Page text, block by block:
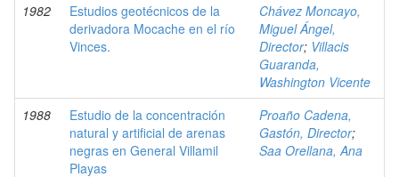
1982
Estudios geotécnicos de la
derivadora Mocache en el río
Vinces.
Chávez Moncayo,
Miguel Ángel,
Director; Villacis
Guaranda,
Washington Vicente
1988
Estudio de la concentración
natural y artificial de arenas
negras en General Villamil
Playas
Proaño Cadena,
Gastón, Director;
Saa Orellana, Ana